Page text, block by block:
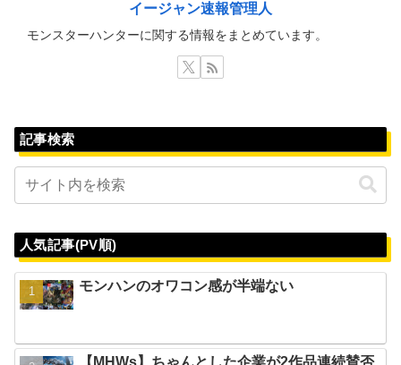
イージャン速報管理人
モンスターハンターに関する情報をまとめています。
記事検索
人気記事(PV順)
モンハンのオワコン感が半端ない
【MHWs】ちゃんとした企業が2作品連続賛否